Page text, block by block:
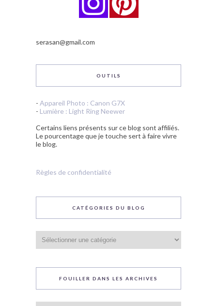
serasan@gmail.com
OUTILS
- Appareil Photo : Canon G7X
- Lumière : Light Ring Neewer
Certains liens présents sur ce blog sont affiliés.
Le pourcentage que je touche sert à faire vivre
le blog.
Règles de confidentialité
CATÉGORIES DU BLOG
du
blog
FOUILLER DANS LES ARCHIVES